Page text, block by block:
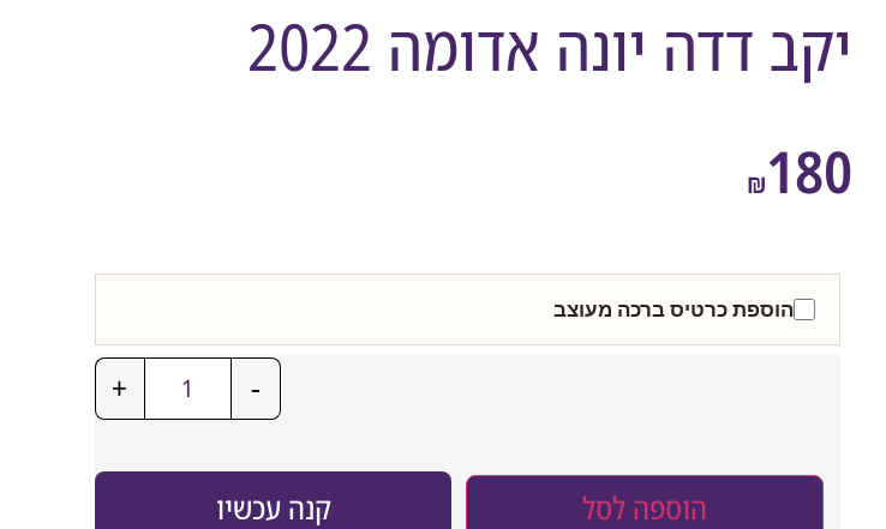
יקב דדה יונה אדומה 2022
₪180
הוספת כרטיס ברכה מעוצב
-
+
הוספה לסל קנה עכשיו